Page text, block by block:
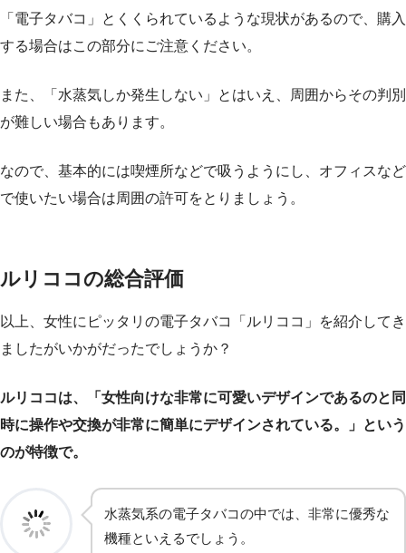
「電子タバコ」とくくられているような現状があるので、購入
する場合はこの部分にご注意ください。
また、「水蒸気しか発生しない」とはいえ、周囲からその判別
が難しい場合もあります。
なので、基本的には喫煙所などで吸うようにし、オフィスなど
で使いたい場合は周囲の許可をとりましょう。
ルリココの総合評価
以上、女性にピッタリの電子タバコ「ルリココ」を紹介してき
ましたがいかがだったでしょうか？
ルリココは、「女性向けな非常に可愛いデザインであるのと同
時に操作や交換が非常に簡単にデザインされている。」という
のが特徴で。
水蒸気系の電子タバコの中では、非常に優秀な
機種といえるでしょう。